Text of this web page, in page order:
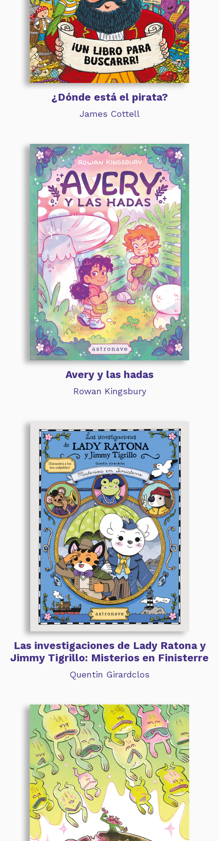
¿Dónde está el pirata?
James Cottell
Avery y las hadas
Rowan Kingsbury
Las investigaciones de Lady Ratona y
Jimmy Tigrillo: Misterios en Finisterre
Quentin Girardclos